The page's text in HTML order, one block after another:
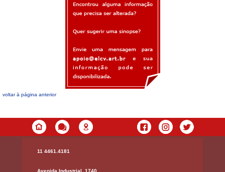
voltar à página anterior
11 4461.4181
Avenida Industrial, 1740